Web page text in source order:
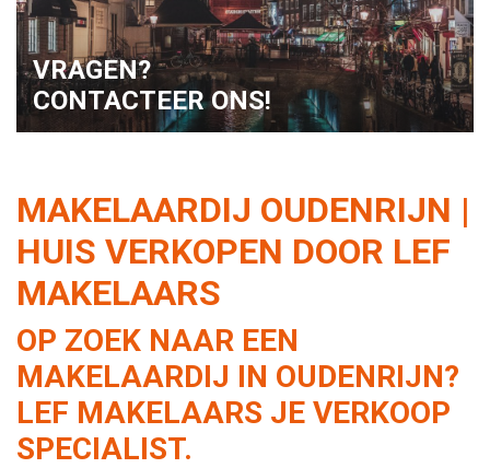
VRAGEN?
CONTACTEER ONS!
MAKELAARDIJ OUDENRIJN |
HUIS VERKOPEN DOOR LEF
MAKELAARS
OP ZOEK NAAR EEN
MAKELAARDIJ IN OUDENRIJN?
LEF MAKELAARS JE VERKOOP
SPECIALIST.